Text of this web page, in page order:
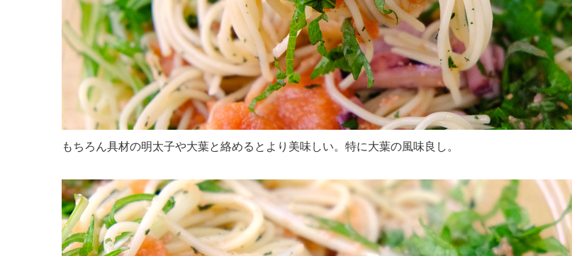
もちろん具材の明太子や大葉と絡めるとより美味しい。特に大葉の風味良し。